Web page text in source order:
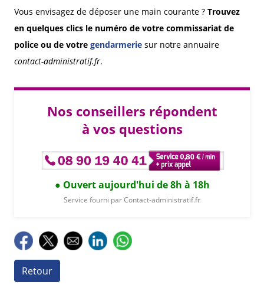
Vous envisagez de déposer une main courante ? Trouvez
en quelques clics le numéro de votre commissariat de
police ou de votre gendarmerie sur notre annuaire
contact-administratif.fr.
Nos conseillers répondent
à vos questions
Ouvert aujourd'hui de 8h à 18h
Service fourni par Contact-administratif.fr
Retour